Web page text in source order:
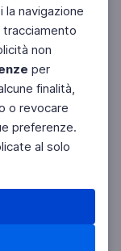
la navigazione
tracciamento
non
per
finalità,
o revocare
preferenze.
al solo